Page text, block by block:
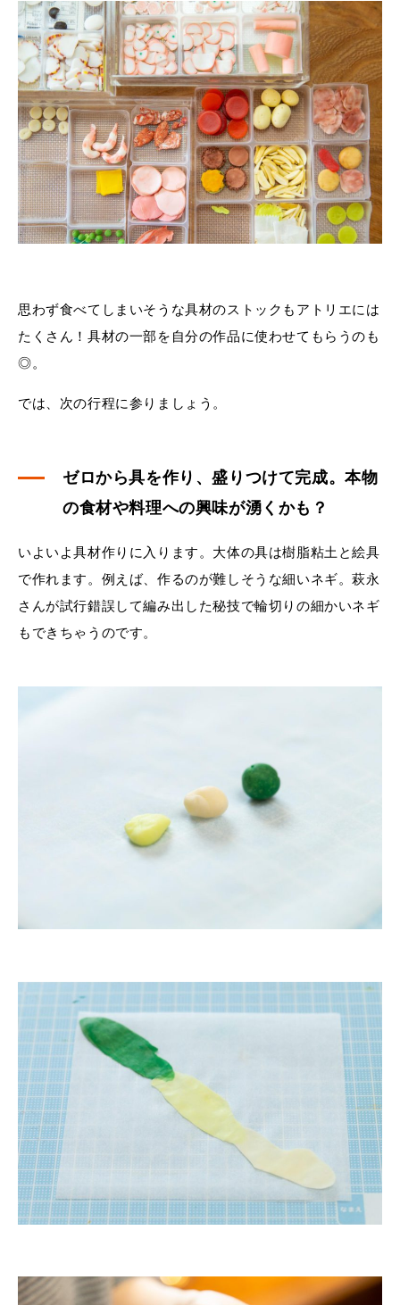
思わず食べてしまいそうな具材のストックもアトリエには
たくさん！具材の一部を自分の作品に使わせてもらうのも
◎。
では、次の行程に参りましょう。
ゼロから具を作り、盛りつけて完成。本物
の食材や料理への興味が湧くかも？
いよいよ具材作りに入ります。大体の具は樹脂粘土と絵具
で作れます。例えば、作るのが難しそうな細いネギ。萩永
さんが試行錯誤して編み出した秘技で輪切りの細かいネギ
もできちゃうのです。